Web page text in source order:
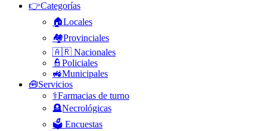
👉Categorías
🏠Locales
🏘️Provinciales
🇦🇷 Nacionales
👮Policiales
🚜Municipales
🧰Servicios
⚕️Farmacias de turno
🪦Necrológicas
🗳️ Encuestas